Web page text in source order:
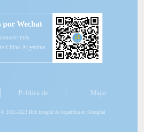
por Wechat
más
China-Argentina
Política de
Mapa
2002-2022 Hub Integral de Argentina en Shanghai